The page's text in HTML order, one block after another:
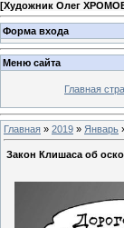
[Художник Олег
Форма входа
Меню сайта
Главная
Главная » 2019 » Январь
Закон Клишаса об